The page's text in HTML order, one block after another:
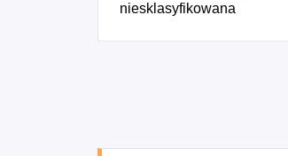
niesklasyfikowana